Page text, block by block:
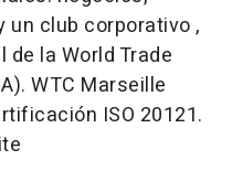
club corporativo ,
la World Trade
WTC Marseille
ISO 20121.